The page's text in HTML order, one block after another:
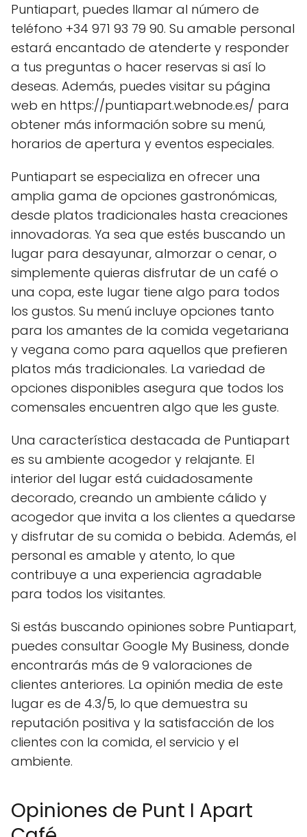
Puntiapart, puedes llamar al número de
teléfono +34 971 93 79 90. Su amable personal
estará encantado de atenderte y responder
a tus preguntas o hacer reservas si así lo
deseas. Además, puedes visitar su página
web en https://puntiapart.webnode.es/ para
obtener más información sobre su menú,
horarios de apertura y eventos especiales.
Puntiapart se especializa en ofrecer una
amplia gama de opciones gastronómicas,
desde platos tradicionales hasta creaciones
innovadoras. Ya sea que estés buscando un
lugar para desayunar, almorzar o cenar, o
simplemente quieras disfrutar de un café o
una copa, este lugar tiene algo para todos
los gustos. Su menú incluye opciones tanto
para los amantes de la comida vegetariana
y vegana como para aquellos que prefieren
platos más tradicionales. La variedad de
opciones disponibles asegura que todos los
comensales encuentren algo que les guste.
Una característica destacada de Puntiapart
es su ambiente acogedor y relajante. El
interior del lugar está cuidadosamente
decorado, creando un ambiente cálido y
acogedor que invita a los clientes a quedarse
y disfrutar de su comida o bebida. Además, el
personal es amable y atento, lo que
contribuye a una experiencia agradable
para todos los visitantes.
Si estás buscando opiniones sobre Puntiapart,
puedes consultar Google My Business, donde
encontrarás más de 9 valoraciones de
clientes anteriores. La opinión media de este
lugar es de 4.3/5, lo que demuestra su
reputación positiva y la satisfacción de los
clientes con la comida, el servicio y el
ambiente.
Opiniones de Punt I Apart